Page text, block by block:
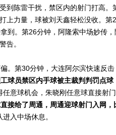
到陈雷干扰，禁区内的射门打高。
上力量，球被刘天鑫轻松没收。
到。第26分钟，阿隆索中场妙传
告。
第30分钟，大连阿尔滨快速反击
球员禁区内手球被主裁判判罚点
意球机会，朱晓刚任意球直接射
接给了周通，周通迎球射门入网，
入中场休息。